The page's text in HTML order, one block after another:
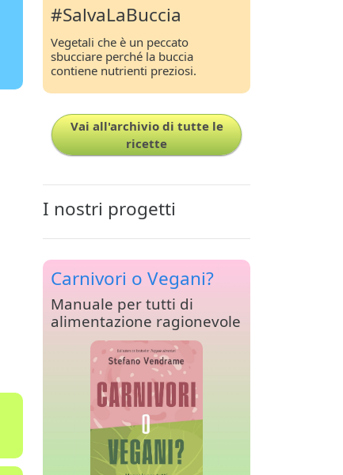
#SalvaLaBuccia
Vegetali che è un peccato
sbucciare perché la buccia
contiene nutrienti preziosi.
Vai all'archivio di tutte le
ricette
I nostri progetti
Carnivori o Vegani?
Manuale per tutti di
alimentazione ragionevole